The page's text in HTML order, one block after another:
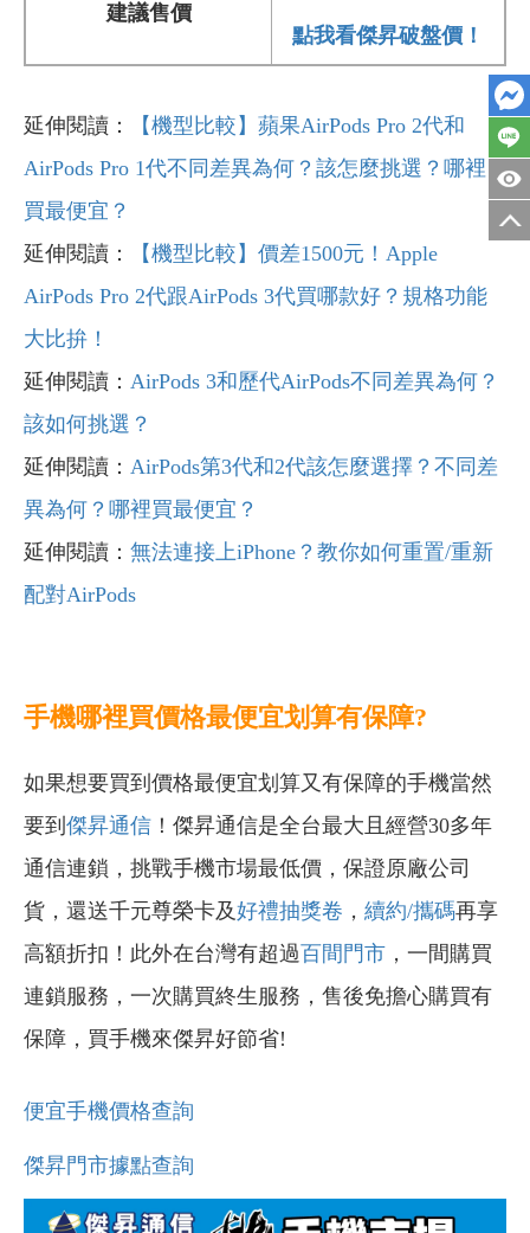
建議售價
點我看傑昇破盤價！
延伸閱讀：
【機型比較】蘋果AirPods Pro 2代和
AirPods Pro 1代不同差異為何？該怎麼挑選？哪裡
買最便宜？
延伸閱讀：
【機型比較】價差1500元！Apple
AirPods Pro 2代跟AirPods 3代買哪款好？規格功能
大比拚！
延伸閱讀： AirPods 3和歷代AirPods不同差異為何？
該如何挑選？
延伸閱讀： AirPods第3代和2代該怎麼選擇？不同差
異為何？哪裡買最便宜？
延伸閱讀： 無法連接上iPhone？教你如何重置/重新
配對AirPods
手機哪裡買價格最便宜划算有保障?
如果想要買到價格最便宜划算又有保障的手機當然
要到 傑昇通信 ！傑昇通信是全台最大且經營30多年
通信連鎖，挑戰手機市場最低價，保證原廠公司
貨，還送千元尊榮卡及好禮抽獎卷 ， 續約/攜碼再享
高額折扣！此外在台灣有超過百間門市 ，一間購買
連鎖服務，一次購買終生服務，售後免擔心購買有
保障，買手機來傑昇好節省!
便宜手機價格查詢
傑昇門市據點查詢